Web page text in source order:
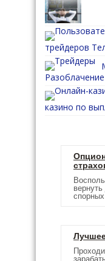
трейдеров
казино по